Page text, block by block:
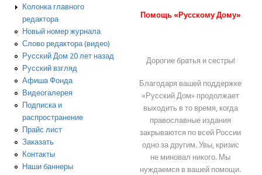
Колонка главного
редактора
Новый номер журнала
Слово редактора (видео)
Русский Дом 20 лет назад
Русский взгляд
Афиша Фонда
Видеогалерея
Подписка и
распространение
Прайс лист
Заказать
Контакты
Наши баннеры
Помощь «Русскому Дому»
Дорогие братья и сестры!
Благодаря вашей поддержке
«Русский Дом» продолжает
выходить в то время, когда
православные издания
закрываются по всей России
одно за другим. Увы, кризис
не миновал никого. Мы
нуждаемся в вашей помощи.